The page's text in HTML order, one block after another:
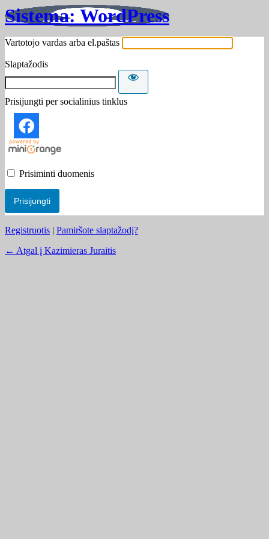
Sistema: WordPress
Vartotojo vardas arba el.paštas
Slaptažodis
Prisijungti per socialinius tinklus
Prisiminti duomenis
Registruotis | Pamiršote slaptažodį?
← Atgal į Kazimieras Juraitis